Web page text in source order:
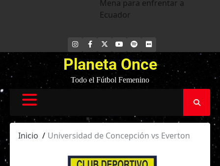
Mena para enfrentar a
Ecuador
INSTAGRAM
FACEBOOK YOUTUBE
SPOTIFYFLICKR
Planeta Once
Todo el Fútbol Femenino
Inicio Universidad de Concepción vs Everton